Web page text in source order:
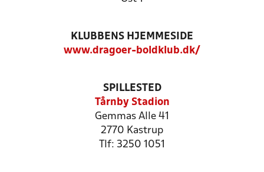
KLUBBENS HJEMMESIDE
www.dragoer-boldklub.dk/
SPILLESTED
Tårnby Stadion
Gemmas Alle 41
2770 Kastrup
Tlf: 3250 1051